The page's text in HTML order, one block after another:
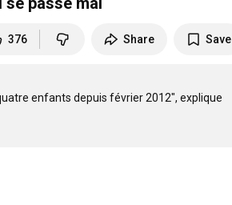
376 Share Save
enfants depuis février 2012", explique